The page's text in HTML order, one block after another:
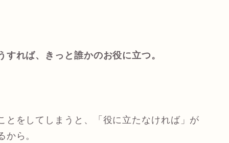
れば、きっと誰かのお役に立つ。
とをしてしまうと、「役に立たなければ」が
ら。